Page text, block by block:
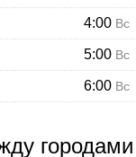
4:00 Вс
5:00 Вс
6:00 Вс
городами